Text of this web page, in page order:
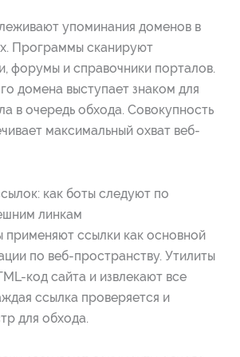
упоминания доменов в
Программы сканируют
форумы и справочники порталов.
домена выступает знаком для
в очередь обхода. Совокупность
максимальный охват веб-
как боты следуют по
линкам
применяют ссылки как основной
по веб-пространству. Утилиты
код сайта и извлекают все
ссылка проверяется и
для обхода.